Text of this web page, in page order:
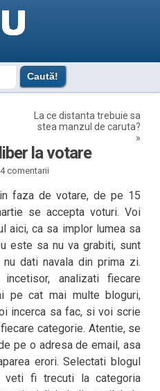
La ce distanta trebuie sa
stea manzul de caruta?
»
la votare
4 comentarii
faza de votare, de pe 15
se accepta voturi. Voi
aici, ca sa implor lumea sa
este sa nu va grabiti, sunt
dati navala din prima zi.
analizati fiecare
pe cat mai multe bloguri,
incerca sa fac, si voi scrie
categorie. Atentie, se
pe o adresa de email, asa
erori. Selectati blogul
veti fi trecuti la categoria